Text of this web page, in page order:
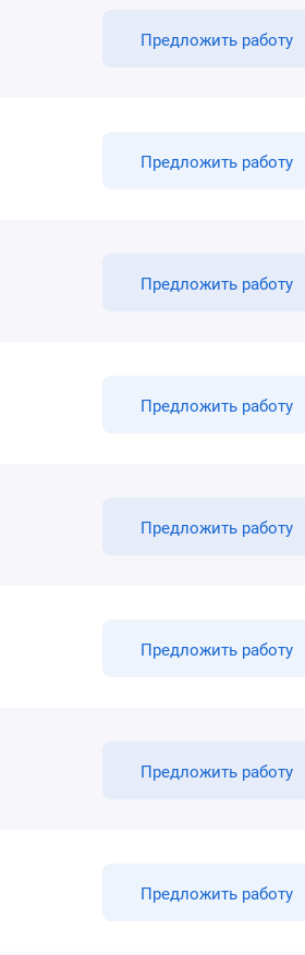
Предложить работу
Предложить работу
Предложить работу
Предложить работу
Предложить работу
Предложить работу
Предложить работу
Предложить работу